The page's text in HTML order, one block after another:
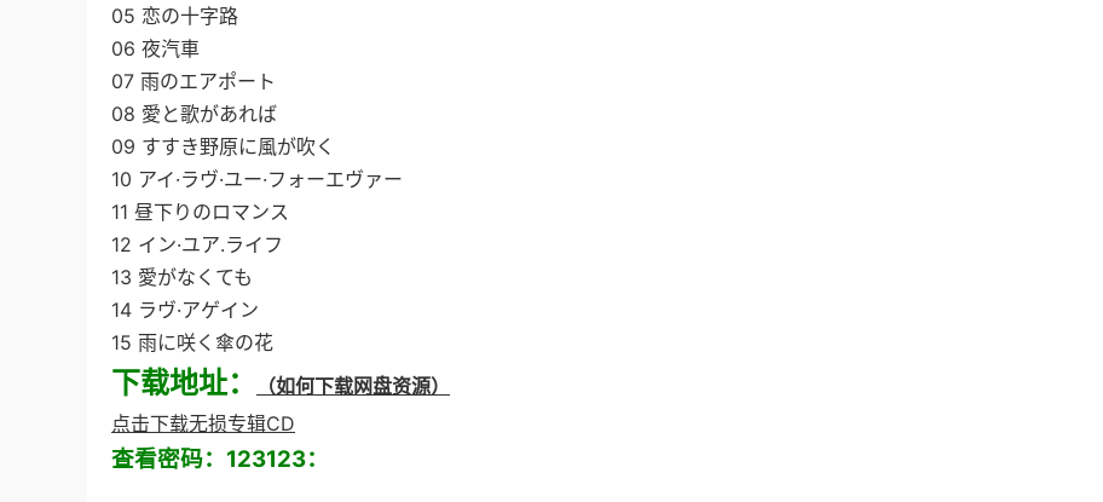
05 恋の十字路
06 夜汽車
07 雨のエアポート
08 愛と歌があれば
09 すすき野原に風が吹く
10 アイ·ラヴ·ユー·フォーエヴァー
11 昼下りのロマンス
12 イン·ユア.ライフ
13 愛がなくても
14 ラヴ·アゲイン
15 雨に咲く傘の花
下载地址：
（如何下载网盘资源）
点击下载无损专辑CD
查看密码：123123：